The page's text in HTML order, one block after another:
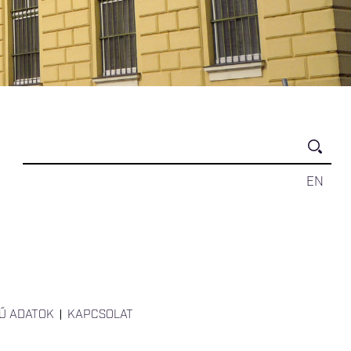
EN
ADATOK KAPCSOLAT